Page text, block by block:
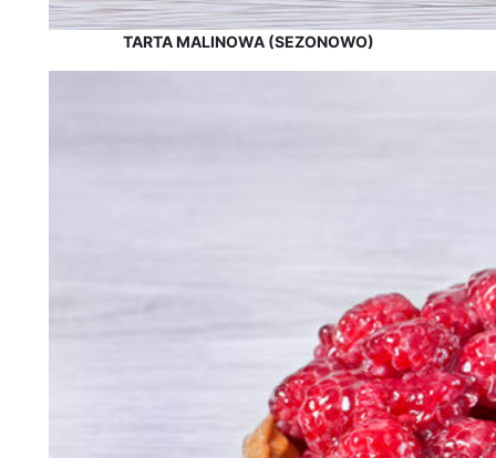
TARTA MALINOWA (SEZONOWO)